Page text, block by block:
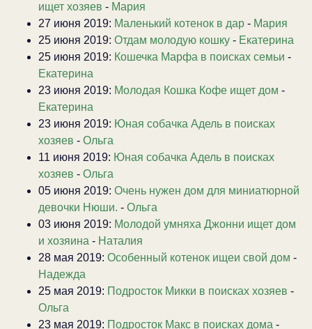
ищет хозяев - Мария
27 июня 2019: Маленький котенок в дар - Мария
25 июня 2019: Отдам молодую кошку - Екатерина
25 июня 2019: Кошечка Марфа в поисках семьи -
Екатерина
23 июня 2019: Молодая Кошка Кофе ищет дом -
Екатерина
23 июня 2019: Юная собачка Адель в поисках
хозяев - Ольга
11 июня 2019: Юная собачка Адель в поисках
хозяев - Ольга
05 июня 2019: Очень нужен дом для миниатюрной
девочки Нюши. - Ольга
03 июня 2019: Молодой умняха Джонни ищет дом
и хозяина - Наталия
28 мая 2019: Особенный котенок ищеи свой дом -
Надежда
25 мая 2019: Подросток Микки в поисках хозяев -
Ольга
23 мая 2019: Подросток Макс в поисках дома -